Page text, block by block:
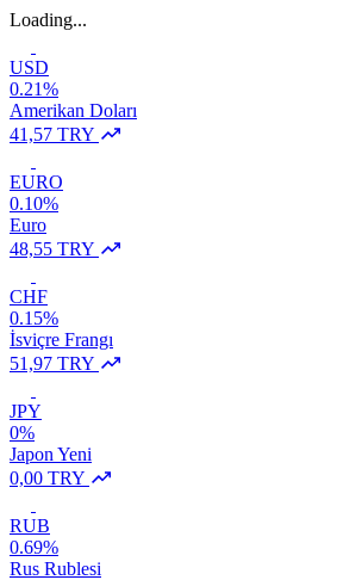
Loading...
USD
0.21%
Amerikan Doları
41,57 TRY
EURO
0.10%
Euro
48,55 TRY
CHF
0.15%
İsviçre Frangı
51,97 TRY
JPY
0%
Japon Yeni
0,00 TRY
RUB
0.69%
Rus Rublesi